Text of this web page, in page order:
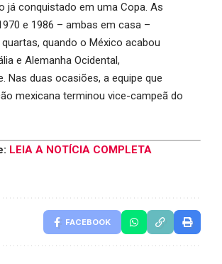
já conquistado em uma Copa. As
e 1986 – ambas em casa –
quando o México acabou
e Alemanha Ocidental,
Nas duas ocasiões, a equipe que
mexicana terminou vice-campeã do
LEIA A NOTÍCIA COMPLETA
FACEBOOK